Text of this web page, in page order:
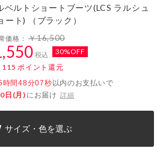
ベルトショートブーツ(LCS ラルシュ
ート) （ブラック）
価格：￥16,500
税込
30%OFF
115 ポイント還元
時間48分07秒以内のお支払いで
日(月) にお届け 詳細
サイズ・色を選ぶ